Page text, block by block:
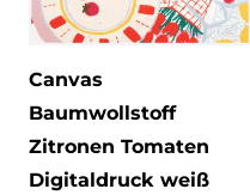
Canvas
Baumwollstoff
Zitronen Tomaten
Digitaldruck weiß